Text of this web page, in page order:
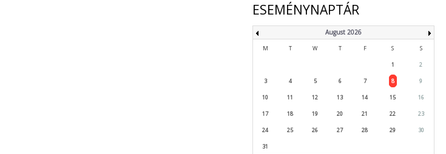
ESEMÉNYNAPTÁR
August 2026
M T W T F S S
1 2
3 4 5 6 7 8 9
10 11 12 13 14 15 16
17 18 19 20 21 22 23
24 25 26 27 28 29 30
31